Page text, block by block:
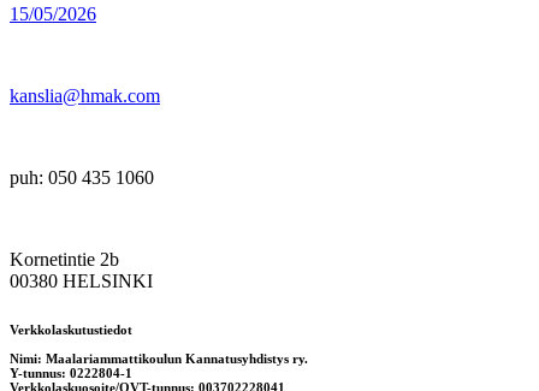
15/05/2026
kanslia@hmak.com
puh: 050 435 1060
Kornetintie 2b
00380 HELSINKI
Verkkolaskutustiedot
Nimi: Maalariammattikoulun Kannatusyhdistys ry.
Y-tunnus: 0222804-1
Verkkolaskuosoite/OVT-tunnus: 003702228041